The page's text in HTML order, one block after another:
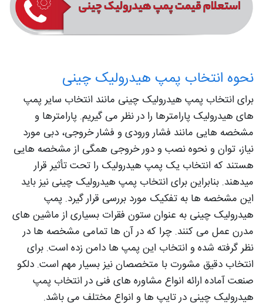
نحوه انتخاب پمپ هیدرولیک چینی
برای انتخاب پمپ هیدرولیک چینی مانند انتخاب سایر پمپ
های هیدرولیک پارامترها را در نظر می گیریم. پارامترها و
مشخصه هایی مانند فشار ورودی و فشار خروجی، دبی مورد
نیاز، توان و نحوه نصب و دور خروجی همگی از مشخصه هایی
هستند که انتخاب یک پمپ هیدرولیک را تحت تأثیر قرار
میدهند. بنابراین برای انتخاب پمپ هیدرولیک چینی نیز باید
این مشخصه ها به تفکیک مورد بررسی قرار گیرد. پمپ
هیدرولیک چینی به عنوان ستون فقرات بسیاری از ماشین های
مدرن عمل می کنند. چرا که در آن ها تمامی مشخصه ها در
نظر گرفته شده و انتخاب این پمپ ها دامن زده است. برای
انتخاب دقیق مشورت با متخصصان نیز بسیار مهم است. دلکو
صنعت آماده ارائه انواع مشاوره های فنی در انتخاب پمپ
هیدرولیک چینی در تایپ ها و انواع مختلف می باشد.